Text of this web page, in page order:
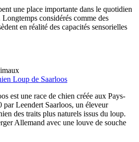
une place importante dans le quotidien
considérés comme des
en réalité des capacités sensorielles
Loup de Saarloos
est une race de chien créée aux Pays-
par Leendert Saarloos, un éleveur
des traits plus naturels issus du loup.
Allemand avec une louve de souche